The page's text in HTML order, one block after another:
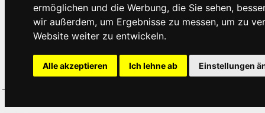
ermöglichen und die Werbung, die Sie sehen,
wir außerdem, um Ergebnisse zu messen, um zu
Website weiter zu entwickeln.
Alle akzeptieren Ich lehne ab Einstellungen